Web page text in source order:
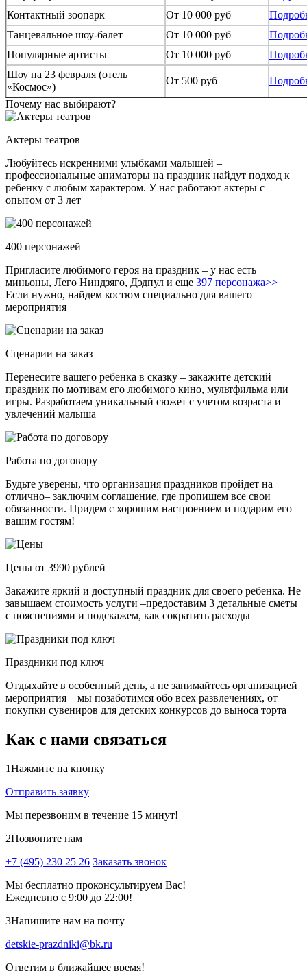
Контактный зоопарк
От 10 000 руб
Танцевальное шоу-балет
От 10 000 руб
Популярные артисты
От 10 000 руб
Шоу на 23 февраля (отель
«Космос»)
От 500 руб
Почему нас выбирают?
Актеры театров
Любуйтесь искренними улыбками малышей –
профессиональные аниматоры на праздник найдут подход к
ребенку с любым характером. У нас работают актеры с
опытом от 3 лет
400 персонажей
Пригласите любимого героя на праздник – у нас есть
миньоны, Лего Ниндзяго, Дэдпул и еще 397 персонажа>>
Если нужно, найдем костюм специально для вашего
мероприятия
Сценарии на заказ
Перенесите вашего ребенка в сказку – закажите детский
праздник по мотивам его любимого кино, мультфильма или
игры. Разработаем уникальный сюжет с учетом возраста и
увлечений малыша
Работа по договору
Будьте уверены, что организация праздников пройдет на
отлично– заключим соглашение, где пропишем все свои
обязанности. Придем с хорошим настроением и подарим его
вашим гостям!
Цены от 3990 рублей
Закажите яркий и доступный праздник для своего ребенка. Не
завышаем стоимость услуги –предоставим 3 детальные сметы
с пояснениями и подскажем, как сократить расходы
Праздники под ключ
Отдыхайте в особенный день, а не занимайтесь организацией
мероприятия – мы позаботимся обо всех развлечениях, от
покупки сувениров для детских конкурсов до выноса торта
Как с нами связаться
1Нажмите на кнопку
Отправить заявку
Мы перезвоним в течение 15 минут!
2Позвоните нам
+7 (495) 230 25 26 Заказать звонок
Мы бесплатно проконсультируем Вас!
Ежедневно с 9:00 до 22:00!
3Напишите нам на почту
detskie-prazdniki@bk.ru
Ответим в ближайшее время!